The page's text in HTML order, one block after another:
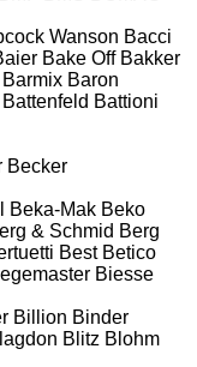
Wanson Bacci
Bake Off Bakker
Barmix Baron
Battenfeld Battioni
Becker
Beka-Mak Beko
& Schmid Berg
Best Betico
Biesse
Billion Binder
Blitz Blohm